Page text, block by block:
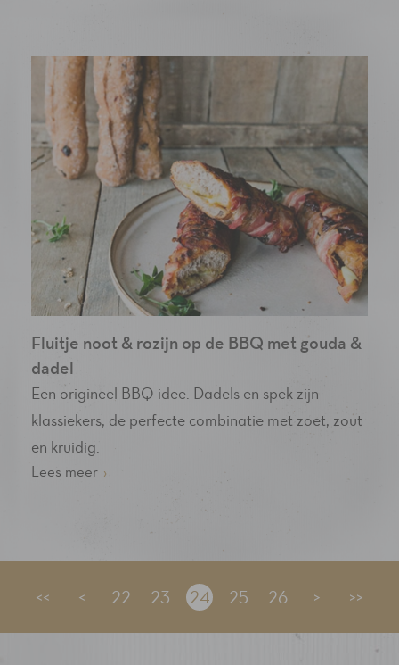
Fluitje noot & rozijn op de BBQ met gouda &
dadel
Een origineel BBQ idee. Dadels en spek zijn
klassiekers, de perfecte combinatie met zoet, zout
en kruidig.
›
Lees meer
<< < 22 23 24 25 26 > >>